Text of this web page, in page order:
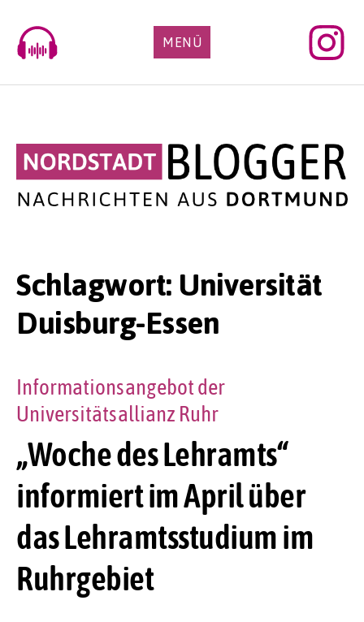
content
MENÜ
Schlagwort: Universität
Duisburg-Essen
„Woche des Lehramts“
informiert im April über
das Lehramtsstudium im
Ruhrgebiet
Informationsangebot der
Universitätsallianz Ruhr